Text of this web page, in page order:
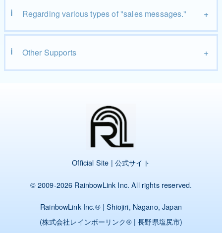
Regarding various types of "sales messages."
Other Supports
Official Site | 公式サイト
© 2009-2026 RainbowLink Inc. All rights reserved.
RainbowLink Inc.® | Shiojiri, Nagano, Japan
(株式会社レインボーリンク® | 長野県塩尻市)